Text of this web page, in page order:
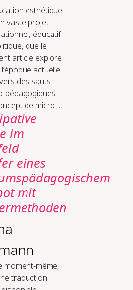
esthétique
vaste projet
éducatif
que le
article explore
actuelle
des sauts
pédagogiques.
de micro-...
im
eines
mit
moment-même,
traduction